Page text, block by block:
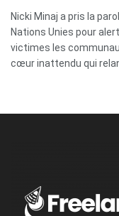
Nicki Minaj a pris la
Nations Unies pour
victimes les
cœur inattendu qui